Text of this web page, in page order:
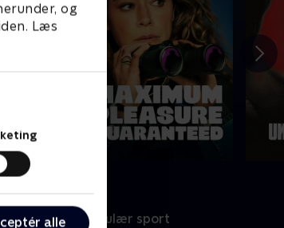
og
Læs
alle Populær sport